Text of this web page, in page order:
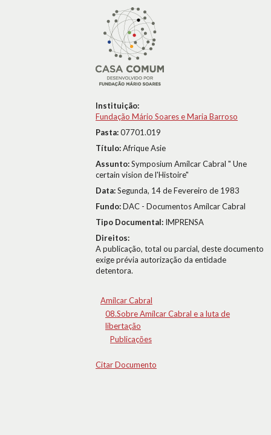
Instituição:
Fundação Mário Soares e Maria Barroso
Pasta:07701.019
Título:Afrique Asie
Assunto:Symposium Amílcar Cabral " Une
certain vision de l'Histoire"
Data:Segunda, 14 de Fevereiro de 1983
Fundo:DAC - Documentos Amílcar Cabral
Tipo Documental: IMPRENSA
Direitos:
A publicação, total ou parcial, deste documento
exige prévia autorização da entidade
detentora.
Amílcar Cabral
08.Sobre Amílcar Cabral e a luta de
libertação
Publicações
Citar Documento